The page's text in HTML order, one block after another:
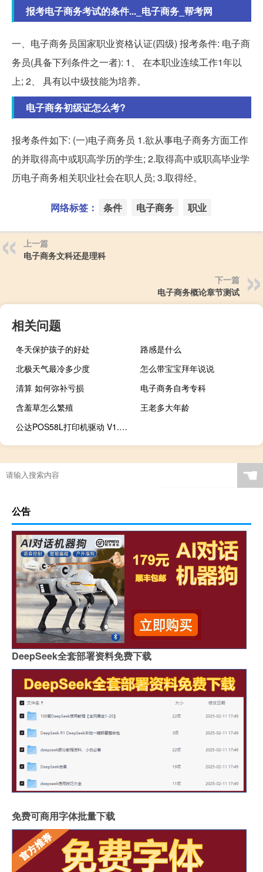
报考电子商务考试的条件..._电子商务_帮考网
一、电子商务员国家职业资格认证(四级) 报考条件: 电子商
务员(具备下列条件之一者): 1、 在本职业连续工作1年以
上; 2、 具有以中级技能为培养。
电子商务初级证怎么考?
报考条件如下: (一)电子商务员 1.欲从事电子商务方面工作
的并取得高中或职高学历的学生; 2.取得高中或职高毕业学
历电子商务相关职业社会在职人员; 3.取得经。
网络标签： 条件 电子商务 职业
上一篇
电子商务文科还是理科
下一篇
电子商务概论章节测试
相关问题
冬天保护孩子的好处
路感是什么
北极天气最冷多少度
怎么带宝宝拜年说说
清算 如何弥补亏损
电子商务自考专科
含羞草怎么繁殖
王老多大年龄
公达POS58L打印机驱动 V1.0 官方版（公达POS58L打印机驱动 V1.0 官方版功能简介）
☚
公告
DeepSeek全套部署资料免费下载
免费可商用字体批量下载